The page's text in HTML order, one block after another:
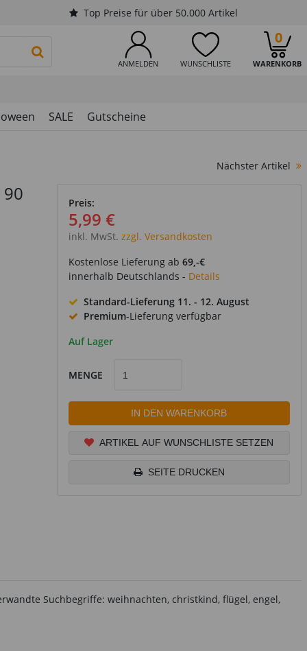
Top Preise für über 50.000 Artikel
ANMELDEN WUNSCHLISTE WARENKORB
0
PRODUKTSUCHE STARTEN
SALE Gutscheine
Nächster Artikel
Preis:
5,99 €
inkl. MwSt. zzgl. Versandkosten
Kostenlose Lieferung ab 69,-€
innerhalb Deutschlands - Details
Standard-Lieferung 11. - 12. August
Premium-Lieferung verfügbar
Auf Lager
MENGE
IN DEN WARENKORB
ARTIKEL AUF WUNSCHLISTE SETZEN
SEITE DRUCKEN
Suchbegriffe: weihnachten, christkind, flügel, engel,